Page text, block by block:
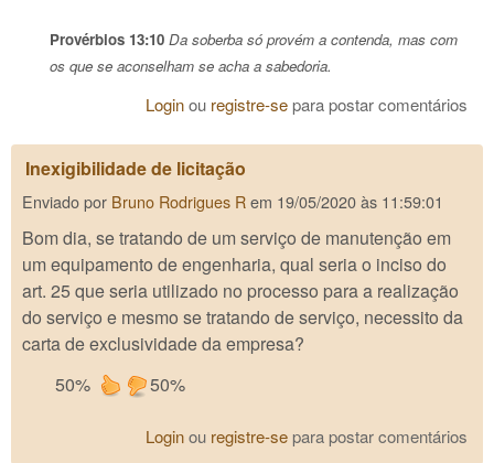
Provérbios 13:10 Da soberba só provém a contenda, mas com
os que se aconselham se acha a sabedoria.
Loginou registre-separa postar comentários
Inexigibilidade de licitação
Enviado por Bruno Rodrigues Rem 19/05/2020 às 11:59:01
Bom dia, se tratando de um serviço de manutenção em
um equipamento de engenharia, qual seria o inciso do
art. 25 que seria utilizado no processo para a realização
do serviço e mesmo se tratando de serviço, necessito da
carta de exclusividade da empresa?
50%
50%
Loginou registre-separa postar comentários